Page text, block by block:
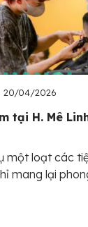
20/04/2026
tại H. Mê
một loạt các
mang lại